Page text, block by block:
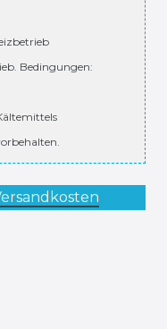
Bedingungen: